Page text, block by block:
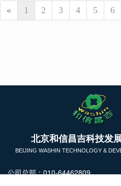
« 1 2 3 4 5 6
g
l
北京和信昌吉科技发
BEIJING WASHIN TECHNOLOGY &
公司总部：010-64462809